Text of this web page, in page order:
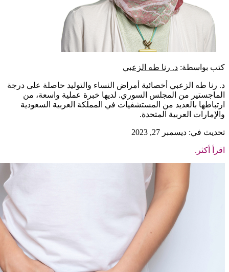
كتب بواسطة: د. رنا طه الزعبي
د. رنا طه الزعبي أخصائية أمراض النساء والتوليد حاصلة على درجة
الماجستير من المجلس السوري. لديها خبرة عملية واسعة، من
ارتباطها بالعديد من المستشفيات في المملكة العربية السعودية
والإمارات العربية المتحدة.
تحديث في: ديسمبر 27, 2023
اقرأ أكثر.